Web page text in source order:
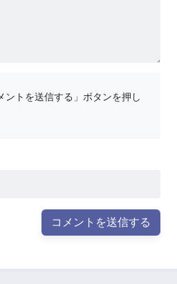
ントを送信する」ボタンを押し